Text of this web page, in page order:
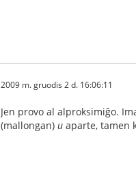
2009 m. gruodis 2 d. 16:06:11
Jen provo al alproksimiĝo.
(mallongan) u aparte, tamen